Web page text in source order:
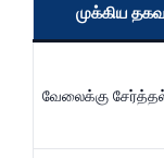
முக்கிய
வேலைக்கு